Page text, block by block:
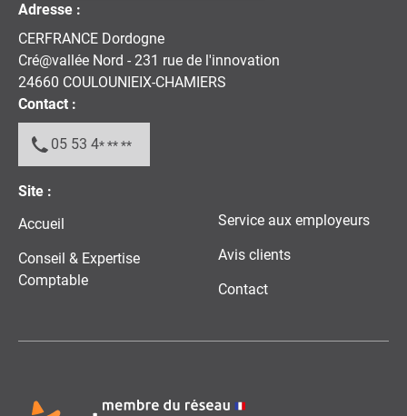
Adresse :
CERFRANCE Dordogne
Cré@vallée Nord - 231 rue de l'innovation
24660 COULOUNIEIX-CHAMIERS
Contact :
05 53 4* ** **
Site :
Accueil
Conseil & Expertise
Comptable
Service aux employeurs
Avis clients
Contact